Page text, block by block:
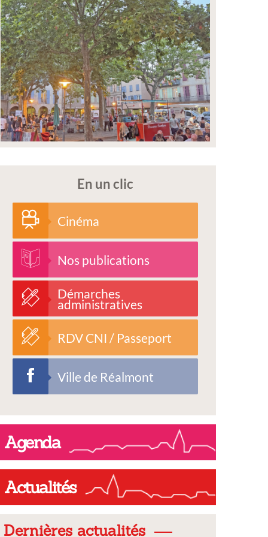
En un clic
Cinéma
Nos publications
Démarches
administratives
RDV CNI / Passeport
Ville de Réalmont
Agenda
Actualités
Dernières actualités